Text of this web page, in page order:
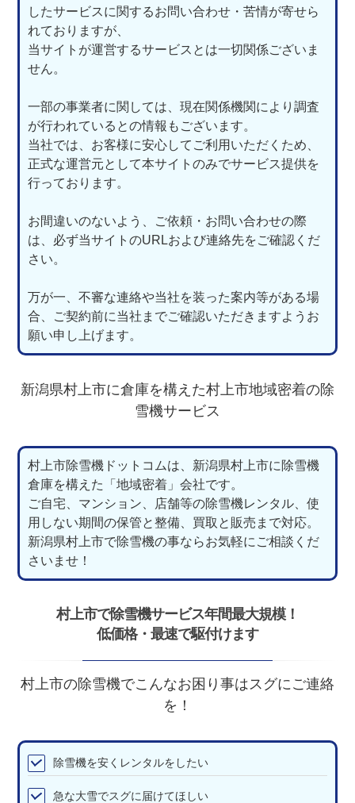
したサービスに関するお問い合わせ・苦情が寄せら
れておりますが、
当サイトが運営するサービスとは一切関係ございま
せん。
一部の事業者に関しては、現在関係機関により調査
が行われているとの情報もございます。
当社では、お客様に安心してご利用いただくため、
正式な運営元として本サイトのみでサービス提供を
行っております。
お間違いのないよう、ご依頼・お問い合わせの際
は、必ず当サイトのURLおよび連絡先をご確認くだ
さい。
万が一、不審な連絡や当社を装った案内等がある場
合、ご契約前に当社までご確認いただきますようお
願い申し上げます。
新潟県村上市に倉庫を構えた村上市地域密着の除
雪機サービス
村上市除雪機ドットコムは、新潟県村上市に除雪機
倉庫を構えた「地域密着」会社です。
ご自宅、マンション、店舗等の除雪機レンタル、使
用しない期間の保管と整備、買取と販売まで対応。
新潟県村上市で除雪機の事ならお気軽にご相談くだ
さいませ！
村上市で除雪機サービス年間最大規模！
低価格・最速で駆付けます
村上市の除雪機でこんなお困り事はスグにご連絡
を！
除雪機を安くレンタルをしたい
急な大雪でスグに届けてほしい